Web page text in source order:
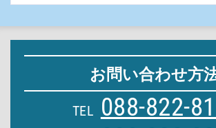
お問い合わせ方
TEL 088-822-